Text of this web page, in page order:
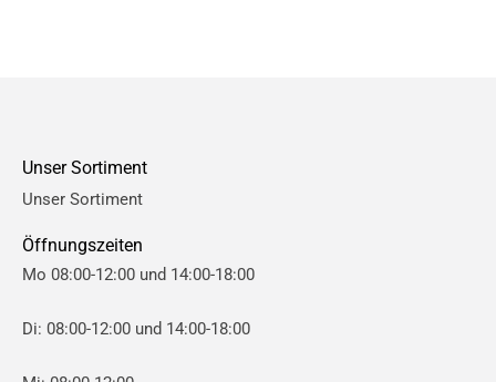
Unser Sortiment
Unser Sortiment
Öffnungszeiten
Mo 08:00-12:00 und 14:00-18:00
Di: 08:00-12:00 und 14:00-18:00